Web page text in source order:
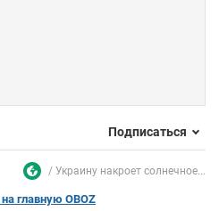
Подписаться
Украину накроет солнечное...
главную OBOZ